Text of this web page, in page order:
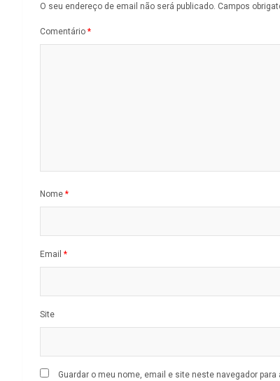
O seu endereço de email não será publicado. Campos
Comentário *
Nome *
Email *
Site
Guardar o meu nome, email e site neste navegador